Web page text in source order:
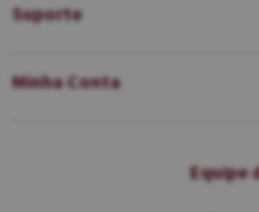
Suporte
Minha Conta
Equipe